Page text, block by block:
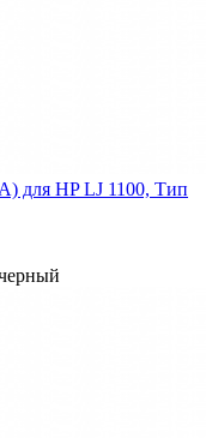
для HP LJ 1100, Тип